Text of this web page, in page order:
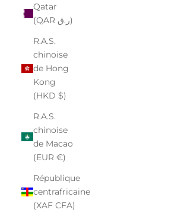
Qatar
(QAR ر.ق)
R.A.S.
chinoise
de Hong
Kong
(HKD $)
R.A.S.
chinoise
de Macao
(EUR €)
République
centrafricaine
(XAF CFA)